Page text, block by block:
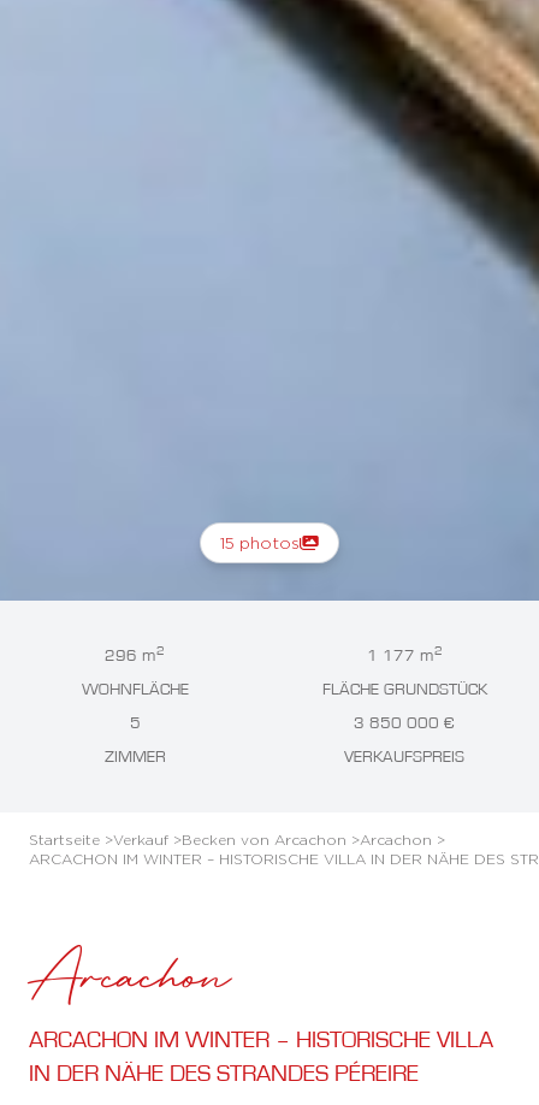
15 photos
296 m2
WOHNFLÄCHE
1 177 m2
FLÄCHE GRUNDSTÜCK
5
ZIMMER
3 850 000 €
VERKAUFSPREIS
Startseite >Verkauf >Becken von Arcachon >Arcachon >
ARCACHON IM WINTER – HISTORISCHE VILLA IN DER NÄHE DES
Arcachon
ARCACHON IM WINTER – HISTORISCHE VILLA
IN DER NÄHE DES STRANDES PÉREIRE